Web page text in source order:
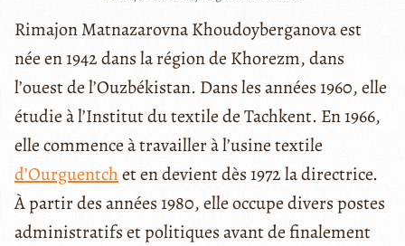
Rimajon Matnazarovna Khoudoyberganova est
née en 1942 dans la région de Khorezm, dans
l’ouest de l’Ouzbékistan. Dans les années 1960, elle
étudie à l’Institut du textile de Tachkent. En 1966,
elle commence à travailler à l’usine textile
d’Ourguentchet en devient dès 1972 la directrice.
À partir des années 1980, elle occupe divers postes
administratifs et politiques avant de finalement